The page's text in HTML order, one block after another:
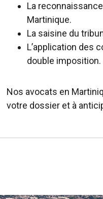
La
Martinique.
La saisine du
L’application des
double imposition.
Nos avocats en
votre dossier et à